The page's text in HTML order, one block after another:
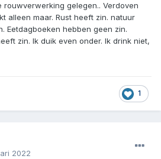
rouwverwerking gelegen.. Verdoven
alleen maar. Rust heeft zin. natuur
Eetdagboeken hebben geen zin.
zin. Ik duik even onder. Ik drink niet,
1
2022